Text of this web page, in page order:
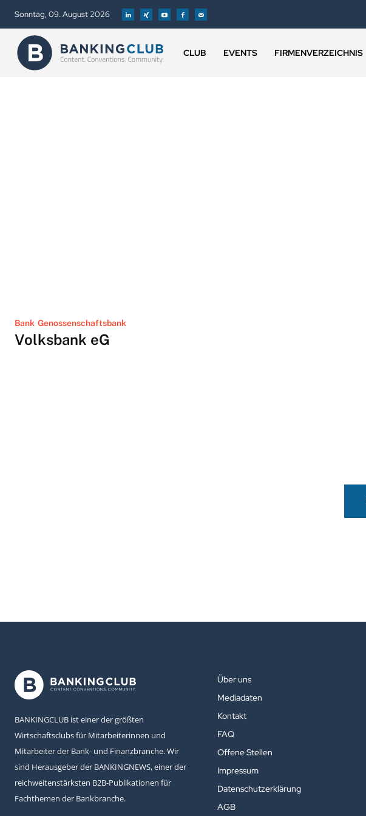
Sonntag, 09. August 2026
CLUB EVENTS FIRMENVERZEICHNIS
Bank Genossenschaftsbank
Volksbank eG
BANKINGCLUB ist einer der größten
Wirtschaftsclubs für Mitarbeiterinnen und
Mitarbeiter der Bank- und Finanzbranche. Wir
sind Herausgeber der BANKINGNEWS, einer der
reichweitenstärksten B2B-Publikationen für
Fachthemen der Bankbranche.
Über uns
Mediadaten
Kontakt
FAQ
Offene Stellen
Impressum
Datenschutzerklärung
AGB